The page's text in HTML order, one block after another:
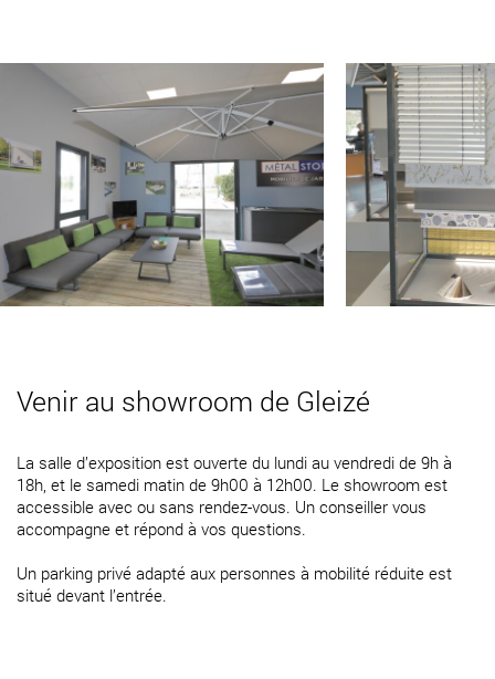
Venir au showroom de Gleizé
La salle d’exposition est ouverte du lundi au vendredi de 9h à
18h, et le samedi matin de 9h00 à 12h00. Le showroom est
accessible avec ou sans rendez-vous. Un conseiller vous
accompagne et répond à vos questions.
Un parking privé adapté aux personnes à mobilité réduite est
situé devant l’entrée.